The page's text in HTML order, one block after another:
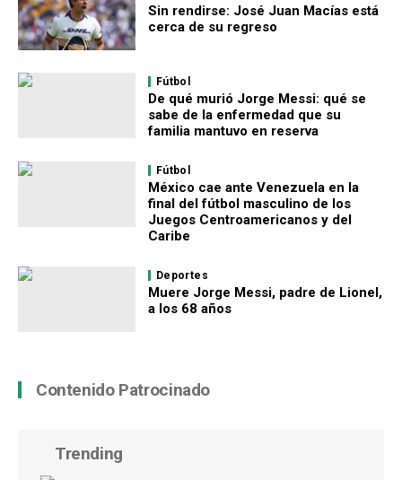
Sin rendirse: José Juan Macías está
cerca de su regreso
Fútbol
De qué murió Jorge Messi: qué se
sabe de la enfermedad que su
familia mantuvo en reserva
Fútbol
México cae ante Venezuela en la
final del fútbol masculino de los
Juegos Centroamericanos y del
Caribe
Deportes
Muere Jorge Messi, padre de Lionel,
a los 68 años
Contenido Patrocinado
Trending